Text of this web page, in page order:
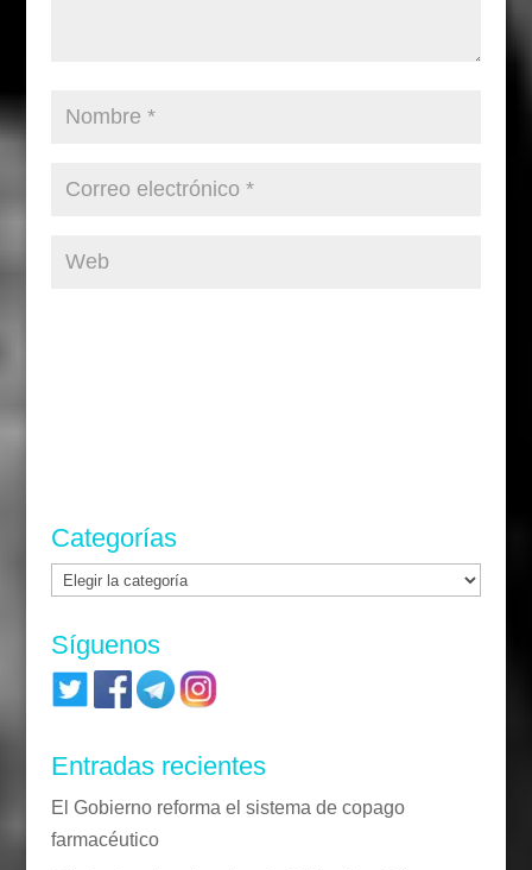
Categorías
Categorías
Síguenos
Entradas recientes
El Gobierno reforma el sistema de copago
farmacéutico